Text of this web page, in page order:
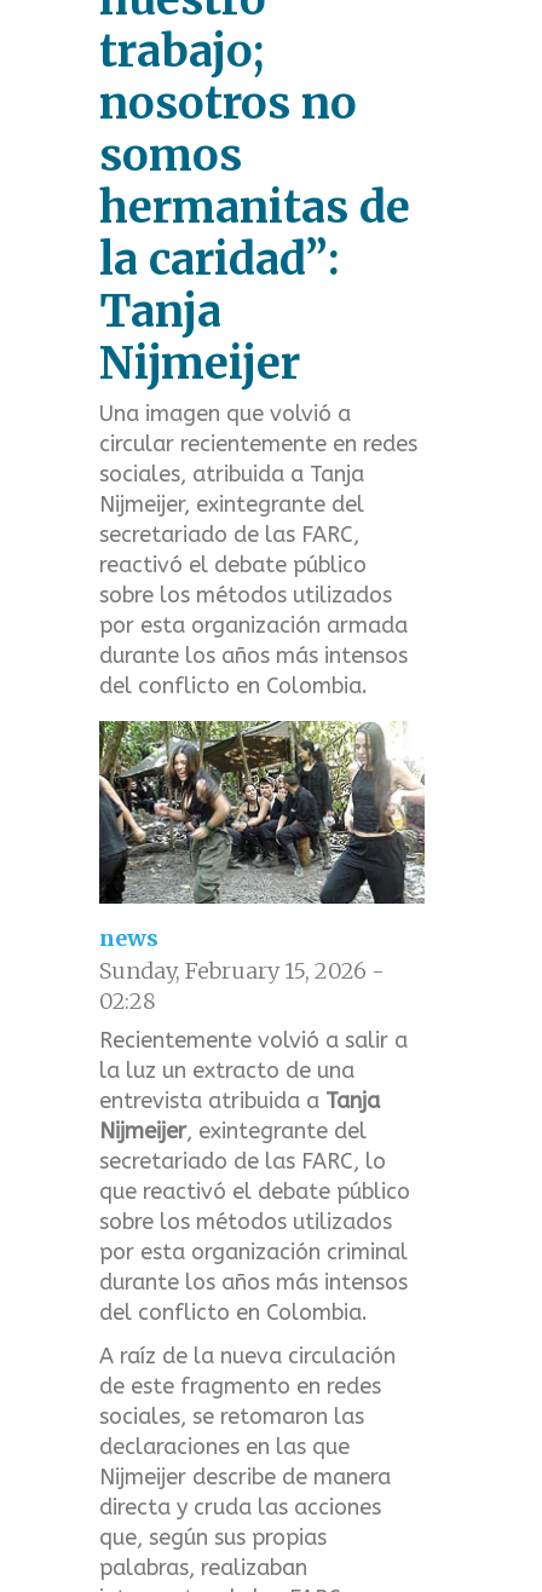
trabajo;
nosotros no
somos
hermanitas de
la caridad”:
Tanja
Nijmeijer
Una imagen que volvió a
circular recientemente en redes
sociales, atribuida a Tanja
Nijmeijer, exintegrante del
secretariado de las FARC,
reactivó el debate público
sobre los métodos utilizados
por esta organización armada
durante los años más intensos
del conflicto en Colombia.
news
Sunday, February 15, 2026 -
02:28
Recientemente volvió a salir a
la luz un extracto de una
entrevista atribuida a Tanja
Nijmeijer, exintegrante del
secretariado de las FARC, lo
que reactivó el debate público
sobre los métodos utilizados
por esta organización criminal
durante los años más intensos
del conflicto en Colombia.
A raíz de la nueva circulación
de este fragmento en redes
sociales, se retomaron las
declaraciones en las que
Nijmeijer describe de manera
directa y cruda las acciones
que, según sus propias
palabras, realizaban